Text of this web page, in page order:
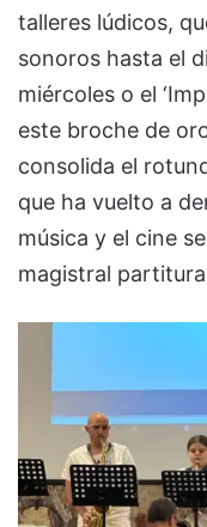
talleres lúdicos,
sonoros hasta el
miércoles o el
este broche de
consolida el
que ha vuelto a
música y el cine
magistral